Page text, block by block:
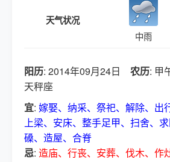
天气状况
中雨
阳历: 2014年09月24日 农历: 甲
天秤座
宜: 嫁娶、纳采、祭祀、解除、出
上梁、安床、整手足甲、扫舍、
磉、造屋、合脊
忌: 造庙、行丧、安葬、伐木、作